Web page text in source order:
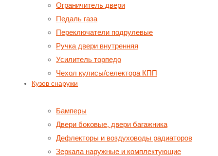
Ограничитель двери
Педаль газа
Переключатели подрулевые
Ручка двери внутренняя
Усилитель торпедо
Чехол кулисы/селектора КПП
Кузов снаружи
Бамперы
Двери боковые, двери багажника
Дефлекторы и воздуховоды радиаторов
Зеркала наружные и комплектующие